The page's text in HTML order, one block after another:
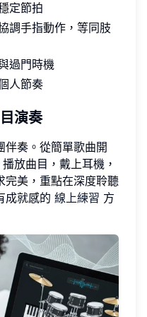
定節拍
調手指動作，等同肢
過門時機
人節奏
演奏
伴奏。從簡單歌曲開
放曲目，戴上耳機，
完美，重點在深度聆聽
成就感的 線上練習 方